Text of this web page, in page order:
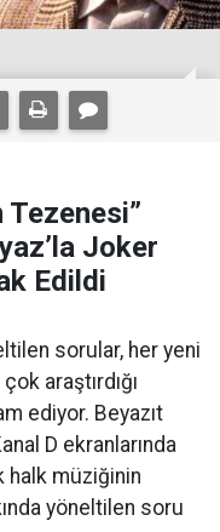
Tezenesi”
Joker
Edildi
sorular, her yeni
araştırdığı
ediyor. Beyazıt
D ekranlarında
halk müziğinin
yöneltilen soru